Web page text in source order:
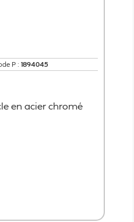
P : 1894045
en acier chromé